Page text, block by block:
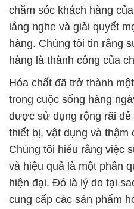
chăm sóc khách hàng
lắng nghe và giải quyết
hàng. Chúng tôi tin rằng
hàng là thành công của
Hóa chất đã trở thành
trong cuộc sống hàng
được sử dụng rộng rãi
thiết bị, vật dụng và thậm
Chúng tôi hiểu rằng việc
và hiệu quả là một phần
hiện đại. Đó là lý do tại
cung cấp các sản phẩm